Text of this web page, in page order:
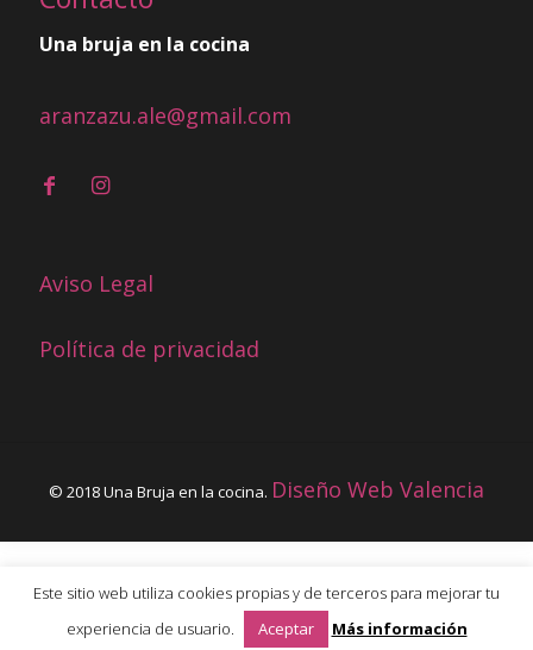
Una bruja en la cocina
aranzazu.ale@gmail.com
Aviso Legal
Política de privacidad
© 2018 Una Bruja en la cocina. Diseño Web Valencia
Este sitio web utiliza cookies propias y de terceros para mejorar tu
experiencia de usuario.
Aceptar Más información